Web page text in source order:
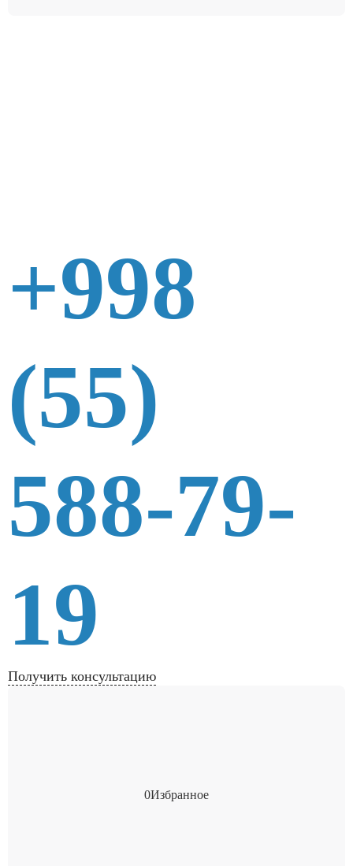
+998
(55)
588-79-
19
Получить консультацию
0Избранное